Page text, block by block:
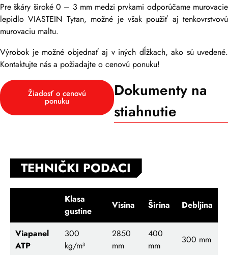
Pre škáry široké 0 – 3 mm medzi prvkami odporúčame murovacie
lepidlo VIASTEIN Tytan, možné je však použiť aj tenkovrstvovú
murovaciu maltu.
Výrobok je možné objednať aj v iných dĺžkach, ako sú uvedené.
Kontaktujte nás a požiadajte o cenovú ponuku!
Žiadosť o cenovú
ponuku
Dokumenty na
stiahnutie
TEHNIČKI PODACI
Klasa
gustine
Visina Širina Debljina
Viapanel
ATP
300
kg/m³
2850
mm
400
mm
300 mm